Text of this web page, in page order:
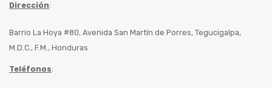
Dirección:
Barrio La Hoya #80, Avenida San Martín de Porres, Tegucigalpa,
M.D.C., F.M., Honduras
Teléfonos: